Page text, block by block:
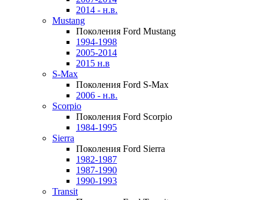
2014 - н.в.
Mustang
Поколения Ford Mustang
1994-1998
2005-2014
2015 н.в
S-Max
Поколения Ford S-Max
2006 - н.в.
Scorpio
Поколения Ford Scorpio
1984-1995
Sierra
Поколения Ford Sierra
1982-1987
1987-1990
1990-1993
Transit